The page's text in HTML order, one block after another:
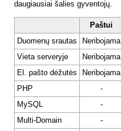
daugiausiai šalies gyventojų.
Paštui
Duomenų srautas
Neribojama
Vieta serveryje
Neribojama
El. pašto dėžutės
Neribojama
PHP
-
MySQL
-
Multi-Domain
-